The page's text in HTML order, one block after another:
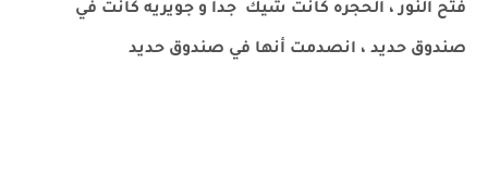
فتح النور ، الحجره كانت شيك جدا و جويريه كانت في
صندوق حديد ، انصدمت أنها في صندوق حديد